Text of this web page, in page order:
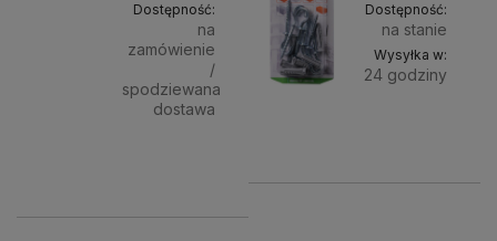
Dostępność:
na
zamówienie
/
spodziewana
dostawa
Dostępność:
na stanie
Wysyłka w:
24 godziny